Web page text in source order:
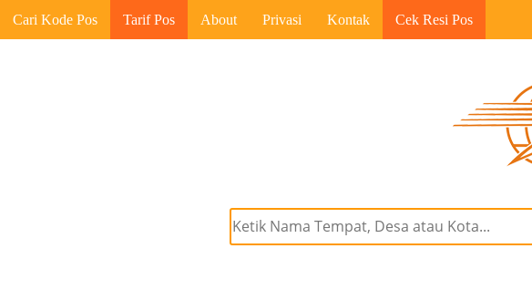
Cari Kode Pos Tarif Pos About Privasi Kontak Cek Resi Pos